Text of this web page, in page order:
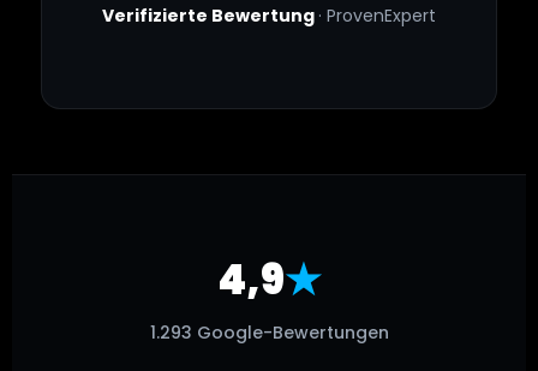
Verifizierte Bewertung · ProvenExpert
4,9★
1.293 Google-Bewertungen